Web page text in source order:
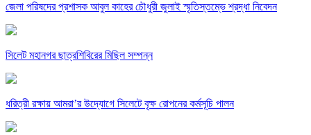
জেলা পরিষদের প্রশাসক আবুল কাহের চৌধুরী জুলাই স্মৃতিস্তম্ভে শ্রদ্ধা নিবেদন
সিলেট মহানগর ছাত্রশিবিরের মিছিল সম্পন্ন
ধরিত্রী রক্ষায় আমরা’র উদ্যোগে সিলেটে বৃক্ষ রোপনের কর্মসূচি পালন